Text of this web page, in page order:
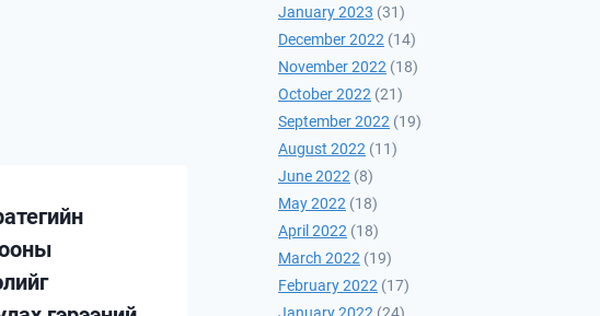
January 2023 (31)
December 2022 (14)
November 2022 (18)
October 2022 (21)
September 2022 (19)
August 2022 (11)
June 2022 (8)
May 2022 (18)
April 2022 (18)
March 2022 (19)
February 2022 (17)